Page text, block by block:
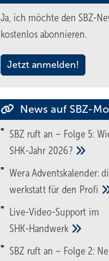
Ja, ich möchte den SBZ-
kostenlos abonnieren.
Jetzt anmelden!
News auf SBZ-
SBZ ruft an – Folge 5:
SHK-Jahr 2026?
Wera Adventskalender:
werk­statt für den Pro­fi
Live-Video-Support im
SHK-Handwerk
SBZ ruft an – Folge 2: